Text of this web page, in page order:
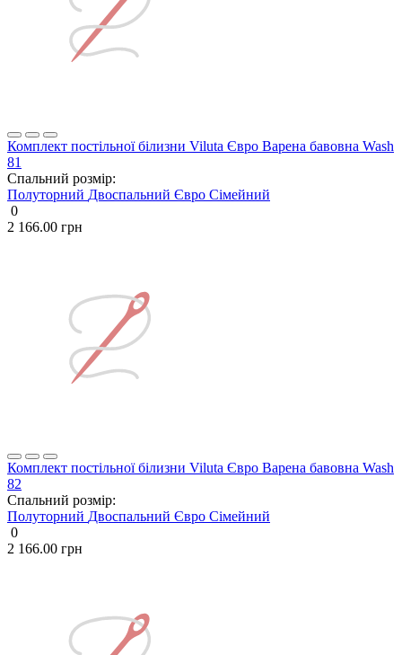
Комплект постільної білизни Viluta Євро Варена бавовна Wash
81
Спальний розмір:
Полуторний Двоспальний Євро Сімейний
0
2 166.00 грн
Комплект постільної білизни Viluta Євро Варена бавовна Wash
82
Спальний розмір:
Полуторний Двоспальний Євро Сімейний
0
2 166.00 грн